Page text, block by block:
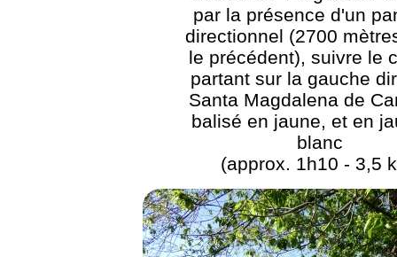
par la présence d'un
directionnel (2700
le précédent), suivre le
partant sur la gauche
Santa Magdalena de
balisé en jaune, et en
blanc
(approx. 1h10 - 3,5